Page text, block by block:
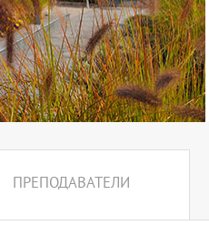
ПРЕПОДАВАТЕЛИ